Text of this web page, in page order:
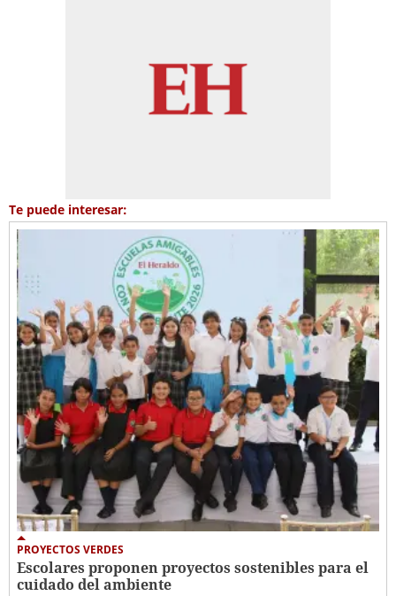
Te puede interesar:
PROYECTOS VERDES
Escolares proponen proyectos sostenibles para el
cuidado del ambiente